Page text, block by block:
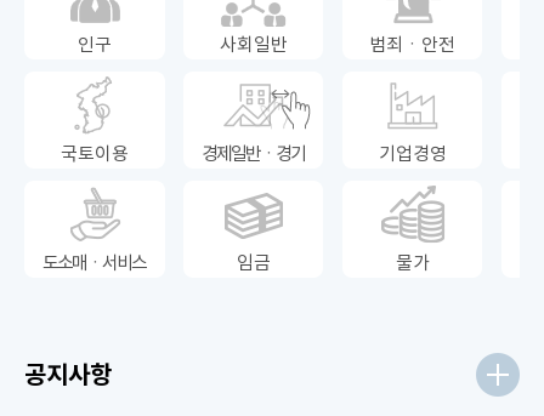
인구 사회일반 범죄ㆍ안전
국토이용 경제일반ㆍ경기 기업경영
도소매ㆍ서비스 임금 물가
공지사항